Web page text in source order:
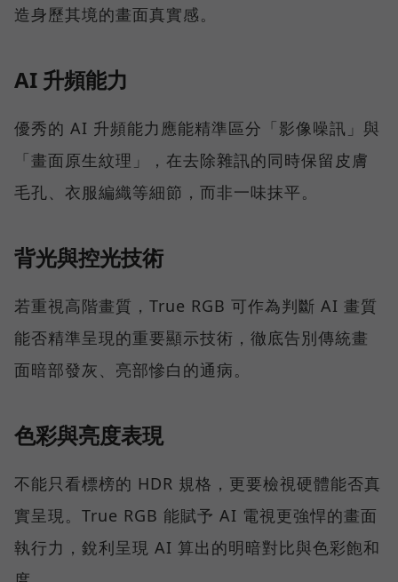
造身歷其境的畫面真實感。
AI 升頻能力
優秀的 AI 升頻能力應能精準區分「影像噪訊」與
「畫面原生紋理」，在去除雜訊的同時保留皮膚
毛孔、衣服編織等細節，而非一味抹平。
背光與控光技術
若重視高階畫質，True RGB 可作為判斷 AI 畫質
能否精準呈現的重要顯示技術，徹底告別傳統畫
面暗部發灰、亮部慘白的通病。
色彩與亮度表現
不能只看標榜的 HDR 規格，更要檢視硬體能否真
實呈現。True RGB 能賦予 AI 電視更強悍的畫面
執行力，銳利呈現 AI 算出的明暗對比與色彩飽和